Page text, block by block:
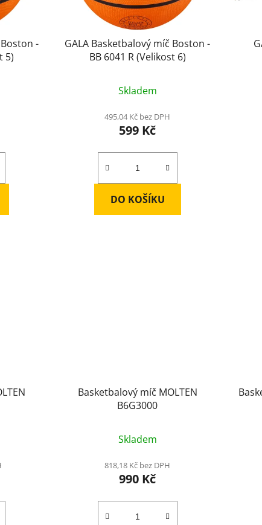
-
5)
GALA Basketbalový míč Boston -
BB 6041 R (Velikost 6)
hodnocení
produktu
je
z
hvězdiček.
Skladem
495,04 Kč bez DPH
599 Kč
DO KOŠÍKU
Basketbalový míč MOLTEN
B6G3000
Skladem
818,18 Kč bez DPH
990 Kč